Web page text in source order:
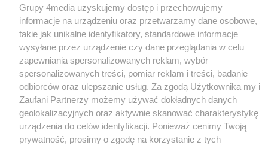
Grupy 4media uzyskujemy dostęp i przechowujemy
informacje na urządzeniu oraz przetwarzamy dane osobowe,
takie jak unikalne identyfikatory, standardowe informacje
wysyłane przez urządzenie czy dane przeglądania w celu
zapewniania spersonalizowanych reklam, wybór
spersonalizowanych treści, pomiar reklam i treści, badanie
odbiorców oraz ulepszanie usług. Za zgodą Użytkownika my i
Zaufani Partnerzy możemy używać dokładnych danych
geolokalizacyjnych oraz aktywnie skanować charakterystykę
urządzenia do celów identyfikacji. Ponieważ cenimy Twoją
prywatność, prosimy o zgodę na korzystanie z tych